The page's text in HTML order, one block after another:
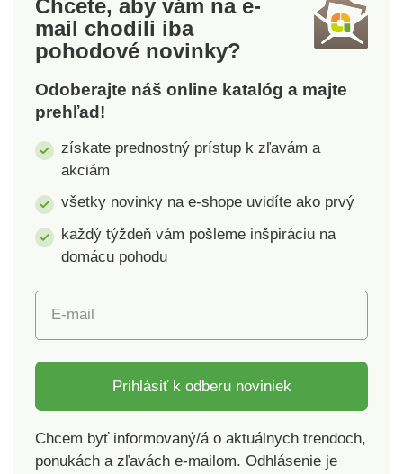
perte na 95 °C, farebnú
na 60 °C.
perte na 95 °C, farebnú
na 60 °C.
Chcete, aby vám na e-
mail chodili iba
pohodové novinky?
Odoberajte náš online katalóg a majte
prehľad!
získate prednostný prístup k zľavám a
akciám
všetky novinky na e-shope uvidíte ako prvý
každý týždeň vám pošleme inšpiráciu na
domácu pohodu
E-mail
Prihlásiť k odberu noviniek
Chcem byť informovaný/á o aktuálnych trendoch,
ponukách a zľavách e-mailom. Odhlásenie je